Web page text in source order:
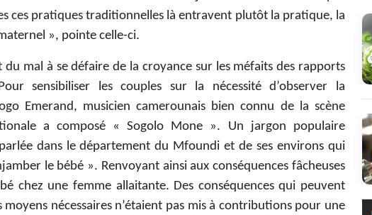
ces pratiques traditionnelles là entravent plutôt la pratique, la
», pointe celle-ci.
du mal à se défaire de la croyance sur les méfaits des rapports
sensibiliser les couples sur la nécessité d’observer la
Emerand, musicien camerounais bien connu de la scène
a composé « Sogolo Mone ». Un jargon populaire
dans le département du Mfoundi et de ses environs qui
le bébé ». Renvoyant ainsi aux conséquences fâcheuses
chez une femme allaitante. Des conséquences qui peuvent
nécessaires n’étaient pas mis à contributions pour une